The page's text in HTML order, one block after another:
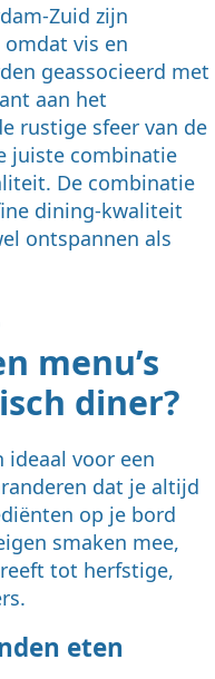
Zuid zijn
vis en
geassocieerd met
aan het
rustige sfeer van de
juiste combinatie
De combinatie
dining-kwaliteit
ontspannen als
menu’s
diner?
ideaal voor een
dat je altijd
op je bord
smaken mee,
tot herfstige,
eten